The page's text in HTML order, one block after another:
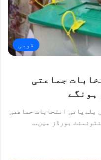
قومی
جماعتی
میں بلدیاتی انتخابات جماعتی